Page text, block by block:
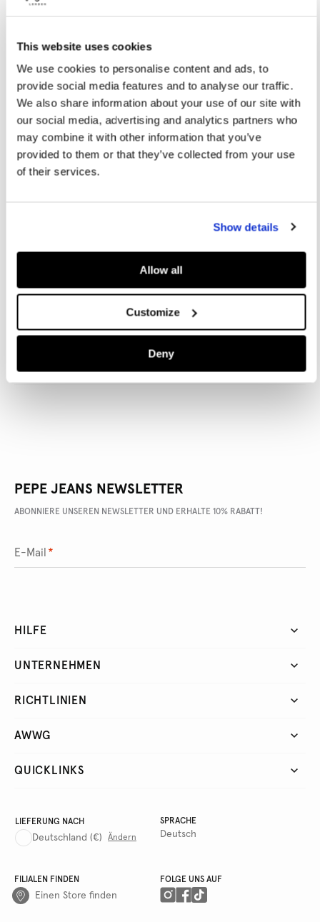
This website uses cookies
We use cookies to personalise content and ads, to
provide social media features and to analyse our traffic.
We also share information about your use of our site with
our social media, advertising and analytics partners who
may combine it with other information that you’ve
provided to them or that they’ve collected from your use
of their services.
Show details
Allow all
Customize
Deny
GRÖßE AUSWÄHLEN:
XXS XS S M L
Model trägt: S Größe des Models: 1.78 m
Größentabelle
im Store
ARTIKEL DETAILS
LIEFERUNG UND RÜCKGABE
PEPE JEANS NEWSLETTER
ABONNIERE UNSEREN NEWSLETTER UND ERHALTE 10% RABATT!
E-Mail *
HILFE
UNTERNEHMEN
RICHTLINIEN
AWWG
QUICKLINKS
LIEFERUNG NACH
Deutschland (€) Ändern
SPRACHE
Deutsch
FILIALEN FINDEN
Einen Store finden
FOLGE UNS AUF